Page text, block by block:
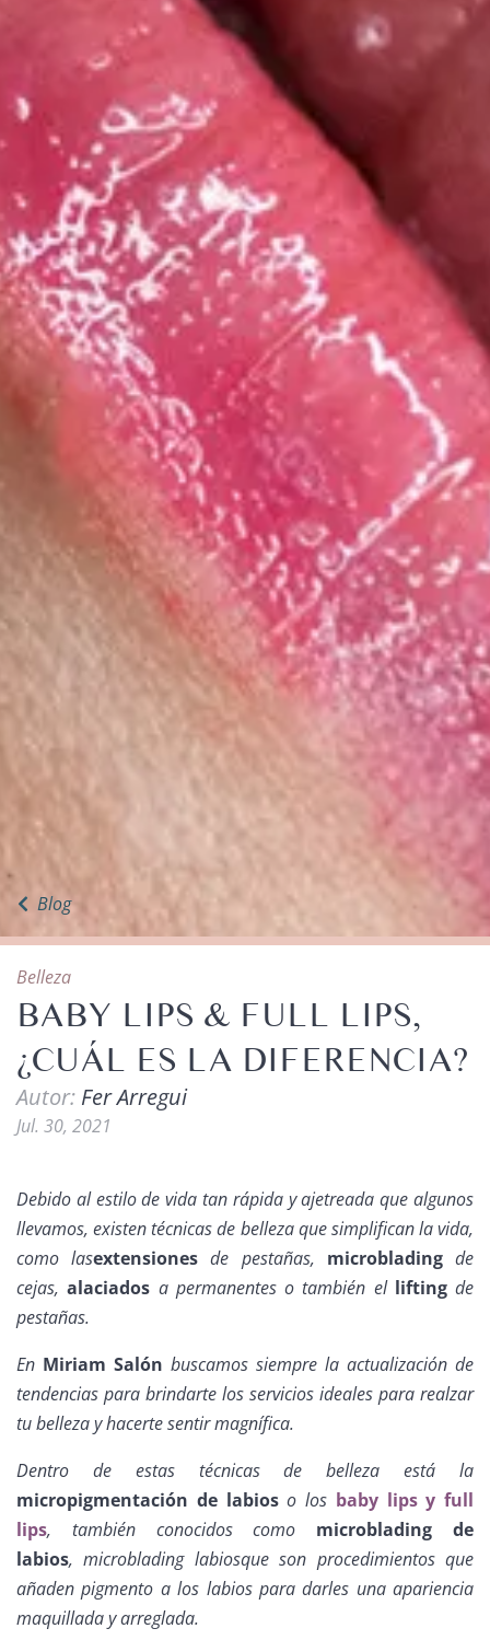
Blog
Belleza
BABY LIPS & FULL LIPS,
¿CUÁL ES LA DIFERENCIA?
Autor: Fer Arregui
Jul. 30, 2021
Debido al estilo de vida tan rápida y ajetreada que algunos
llevamos, existen técnicas de belleza que simplifican la vida,
como lasextensiones de pestañas, microbladingde
cejas,alaciados a permanentes o también el liftingde
pestañas.
En Miriam Salón buscamos siempre la actualización de
tendencias para brindarte los servicios ideales para realzar
tu belleza y hacerte sentir magnífica.
Dentro de estas técnicas de belleza está la
micropigmentación de labioso los baby lipsy full
lips, también conocidos como microblading de
labios, microblading labiosque son procedimientos que
añaden pigmento a los labios para darles una apariencia
maquillada y arreglada.